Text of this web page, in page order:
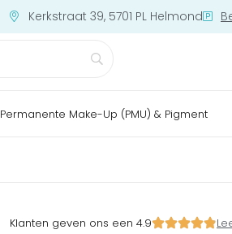
Kerkstraat 39, 5701 PL Helmond
Permanente Make-Up (PMU) & Pigment
Klanten geven ons een 4.9